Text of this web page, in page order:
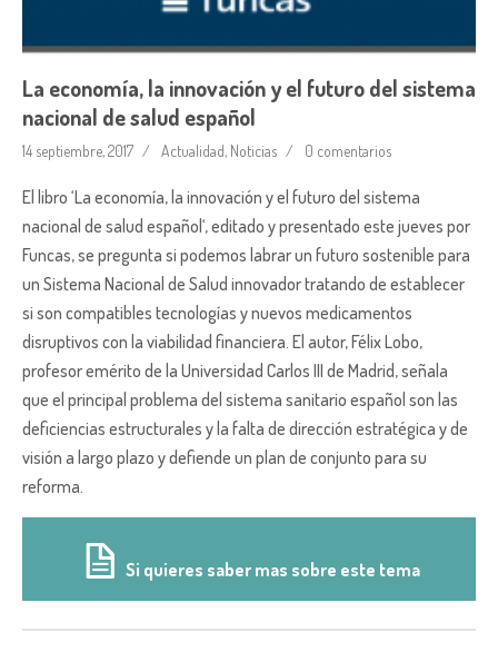
La economía, la innovación y el futuro del sistema
nacional de salud español
14 septiembre, 2017 Actualidad, Noticias 0 comentarios
El libro ‘La economía, la innovación y el futuro del sistema
nacional de salud español‘, editado y presentado este jueves por
Funcas, se pregunta si podemos labrar un futuro sostenible para
un Sistema Nacional de Salud innovador tratando de establecer
si son compatibles tecnologías y nuevos medicamentos
disruptivos con la viabilidad financiera. El autor, Félix Lobo,
profesor emérito de la Universidad Carlos III de Madrid, señala
que el principal problema del sistema sanitario español son las
deficiencias estructurales y la falta de dirección estratégica y de
visión a largo plazo y defiende un plan de conjunto para su
reforma.
Si quieres saber mas sobre este tema